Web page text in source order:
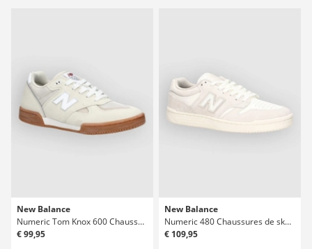
New Balance
Numeric Tom Knox 600 Chaussures de skate
€ 99,95
New Balance
Numeric 480 Chaussures de skate
€ 109,95